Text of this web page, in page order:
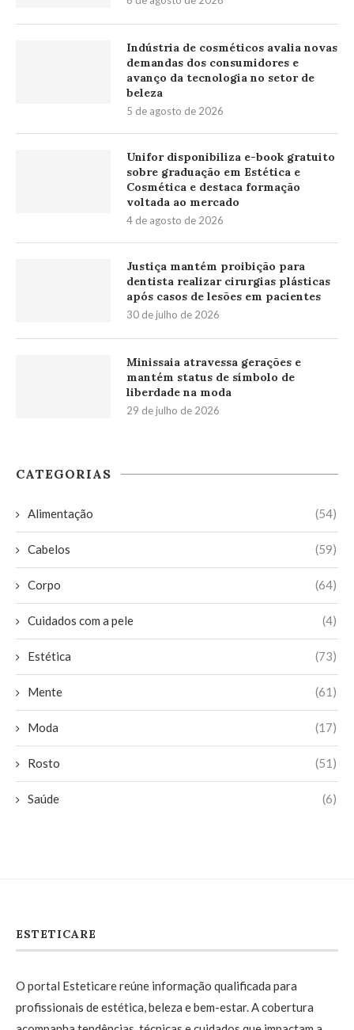
Indústria de cosméticos avalia novas
demandas dos consumidores e
avanço da tecnologia no setor de
beleza
5 de agosto de 2026
Unifor disponibiliza e-book gratuito
sobre graduação em Estética e
Cosmética e destaca formação
voltada ao mercado
4 de agosto de 2026
Justiça mantém proibição para
dentista realizar cirurgias plásticas
após casos de lesões em pacientes
30 de julho de 2026
Minissaia atravessa gerações e
mantém status de símbolo de
liberdade na moda
29 de julho de 2026
CATEGORIAS
Alimentação (54)
Cabelos (59)
Corpo (64)
Cuidados com a pele (4)
Estética (73)
Mente (61)
Moda (17)
Rosto (51)
Saúde (6)
ESTETICARE
O portal Esteticare reúne informação qualificada para
profissionais de estética, beleza e bem-estar. A cobertura